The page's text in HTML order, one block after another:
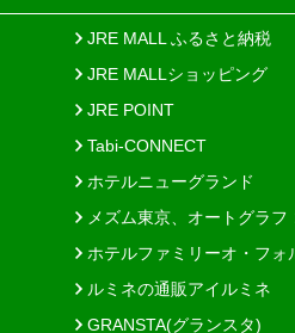
JRE MALL ふるさと納税
JRE MALLショッピング
JRE POINT
Tabi-CONNECT
ホテルニューグランド
メズム東京、オートグラフ
ホテルファミリーオ・フォ
ルミネの通販アイルミネ
GRANSTA(グランスタ)